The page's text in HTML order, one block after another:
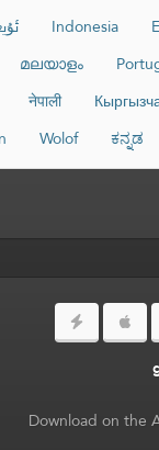
Indonesia
മലയാളം
नेपाली
ಕನ್ನಡ
Wolof